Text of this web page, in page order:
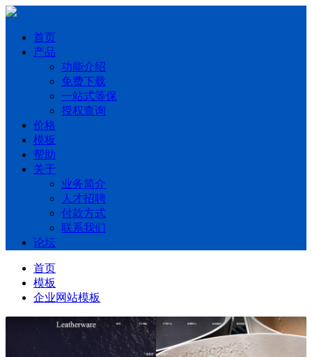
首页
产品
功能介绍
免费下载
一站式等保
授权查询
价格
模板
帮助
关于
业务简介
人才招聘
付款方式
联系我们
论坛
首页
模板
企业网站模板